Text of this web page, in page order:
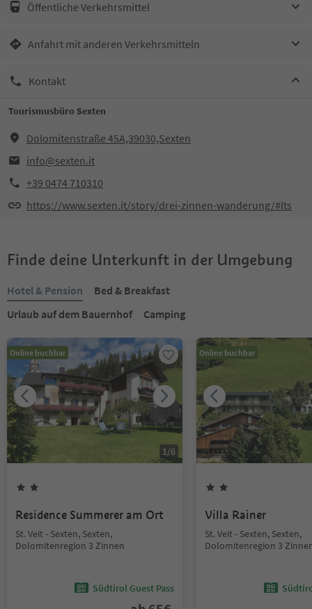
Öffentliche Verkehrsmittel
Anfahrt mit anderen Verkehrsmitteln
Kontakt
Tourismusbüro Sexten
Dolomitenstraße 45A,39030,Sexten
info@sexten.it
+39 0474 710310
https://www.sexten.it/story/drei-zinnen-wanderung/#lts
Finde deine Unterkunft in der Umgebung
Hotel & Pension
Bed & Breakfast
Urlaub auf dem Bauernhof
Camping
Online buchbar
1/6
Residence Summerer am Ort
St. Veit - Sexten, Sexten,
Dolomitenregion 3 Zinnen
Südtirol Guest Pass
Online buchbar
Villa Rainer
St. Veit - Sexten, Sexten,
Dolomitenregion 3